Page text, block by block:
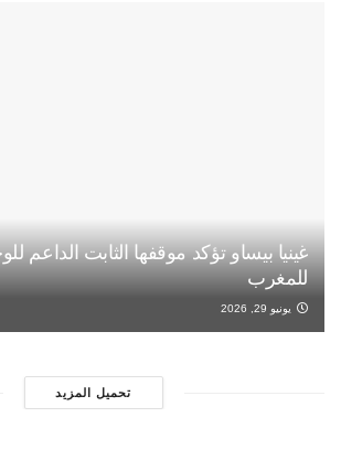
غينيا بيساو تؤكد موقفها الثابت الداعم
للمغرب
يونيو 29, 2026
تحميل المزيد